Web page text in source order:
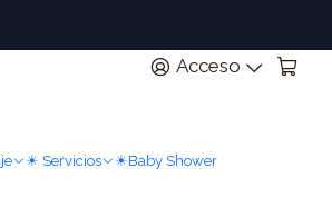
Acceso
☀ Servicios ☀Baby Shower